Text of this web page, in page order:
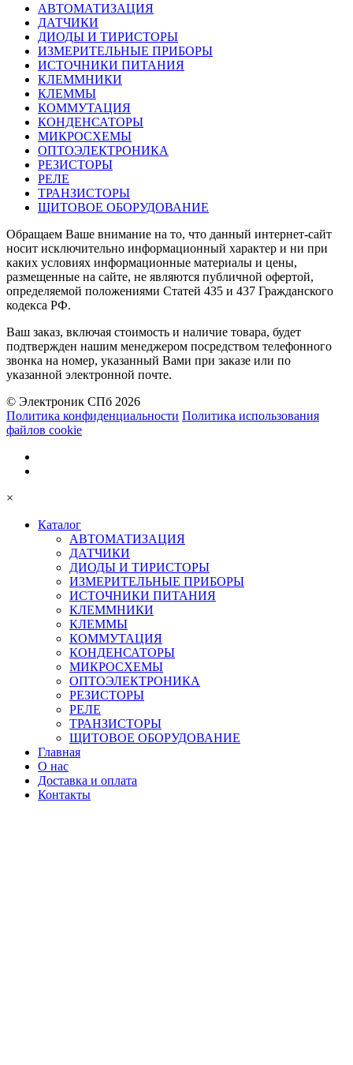
АВТОМАТИЗАЦИЯ
ДАТЧИКИ
ДИОДЫ И ТИРИСТОРЫ
ИЗМЕРИТЕЛЬНЫЕ ПРИБОРЫ
ИСТОЧНИКИ ПИТАНИЯ
КЛЕММНИКИ
КЛЕММЫ
КОММУТАЦИЯ
КОНДЕНСАТОРЫ
МИКРОСХЕМЫ
ОПТОЭЛЕКТРОНИКА
РЕЗИСТОРЫ
РЕЛЕ
ТРАНЗИСТОРЫ
ЩИТОВОЕ ОБОРУДОВАНИЕ
Обращаем Ваше внимание на то, что данный интернет-сайт
носит исключительно информационный характер и ни при
каких условиях информационные материалы и цены,
размещенные на сайте, не являются публичной офертой,
определяемой положениями Статей 435 и 437 Гражданского
кодекса РФ.
Ваш заказ, включая стоимость и наличие товара, будет
подтвержден нашим менеджером посредством телефонного
звонка на номер, указанный Вами при заказе или по
указанной электронной почте.
© Электроник СПб 2026
Политика конфиденциальности Политика использования
файлов cookie
×
Каталог
АВТОМАТИЗАЦИЯ
ДАТЧИКИ
ДИОДЫ И ТИРИСТОРЫ
ИЗМЕРИТЕЛЬНЫЕ ПРИБОРЫ
ИСТОЧНИКИ ПИТАНИЯ
КЛЕММНИКИ
КЛЕММЫ
КОММУТАЦИЯ
КОНДЕНСАТОРЫ
МИКРОСХЕМЫ
ОПТОЭЛЕКТРОНИКА
РЕЗИСТОРЫ
РЕЛЕ
ТРАНЗИСТОРЫ
ЩИТОВОЕ ОБОРУДОВАНИЕ
Главная
О нас
Доставка и оплата
Контакты